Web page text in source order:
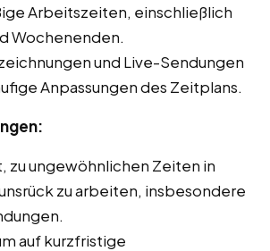
Arbeitszeiten, einschließlich
Wochenenden.
und Live-Sendungen
Anpassungen des Zeitplans.
zu ungewöhnlichen Zeiten in
zu arbeiten, insbesondere
auf kurzfristige